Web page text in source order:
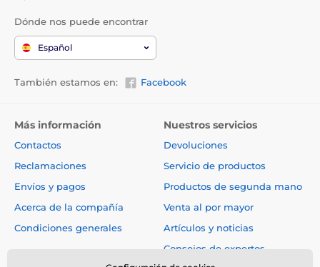
Dosificación:
Sirva el contenido de la lata a temperatura ambiente.
gato y de factores estacionales. Debe haber siempre
Pesodel
gato adulto
5 6
(g)
170 320 380 440
Dónde nos puede encontrar
Español
También estamos en: Facebook
Más información
Contactos
Reclamaciones
Envíos y pagos
Acerca de la compañía
Condiciones generales
Nuestros servicios
Devoluciones
Servicio de productos
Productos de segunda mano
Venta al por mayor
Artículos y noticias
Consejos de expertos